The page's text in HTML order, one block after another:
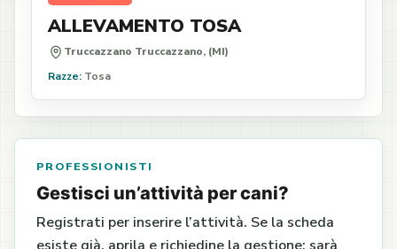
ALLEVAMENTO TOSA
Truccazzano Truccazzano, (MI)
Razze: Tosa
PROFESSIONISTI
Gestisci un’attività per cani?
Registrati per inserire l’attività. Se la scheda